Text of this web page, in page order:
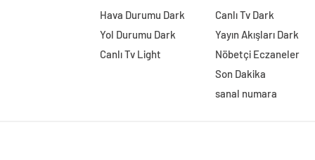
Hava Durumu Dark
Yol Durumu Dark
Canlı Tv Light
Canlı Tv Dark
Yayın Akışları Dark
Nöbetçi Eczaneler
Son Dakika
sanal numara